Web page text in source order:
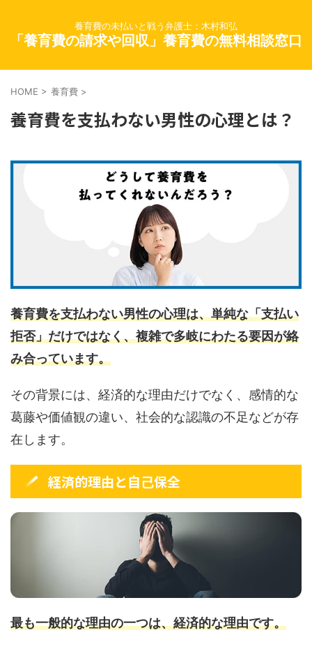
養育費の未払いと戦う弁護士：木村和弘
「養育費の請求や回収」養育費の無料相談窓口
HOME > 養育費 >
養育費を支払わない男性の心理とは？
養育費を支払わない男性の心理は、単純な「支払い
拒否」だけではなく、複雑で多岐にわたる要因が絡
み合っています。
その背景には、経済的な理由だけでなく、感情的な
葛藤や価値観の違い、社会的な認識の不足などが存
在します。
経済的理由と自己保全
最も一般的な理由の一つは、経済的な理由です。